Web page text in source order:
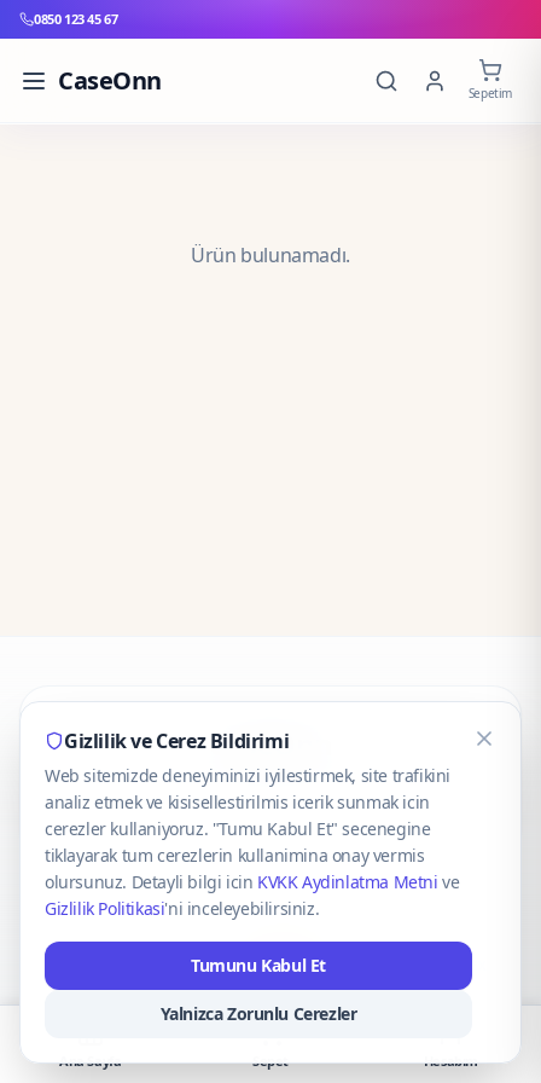
0850 123 45 67
CaseOnn Sepetim
Ürün bulunamadı.
CaseOnn
© 2025 CaseOnn. Tüm hakları saklıdır.
VISA Mastercard
Gizlilik ve Cerez Bildirimi
Web sitemizde deneyiminizi iyilestirmek, site trafikini
analiz etmek ve kisisellestirilmis icerik sunmak icin
cerezler kullaniyoruz. "Tumu Kabul Et" secenegine
tiklayarak tum cerezlerin kullanimina onay vermis
olursunuz. Detayli bilgi icin KVKK Aydinlatma Metni ve
Gizlilik Politikasi'ni inceleyebilirsiniz.
Tumunu Kabul Et
Yalnizca Zorunlu Cerezler
Ana Sayfa Sepet Hesabım